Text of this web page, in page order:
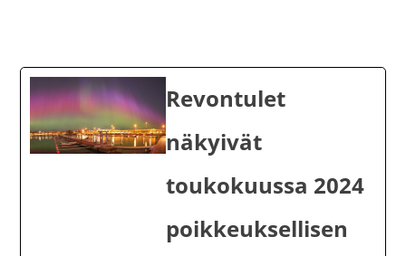
Revontulet
näkyivät
toukokuussa 2024
poikkeuksellisen